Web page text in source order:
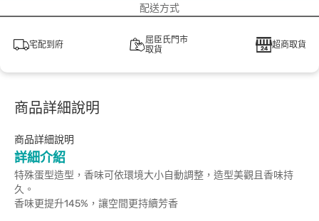
配送方式
宅配到府
屈臣氏門市
取貨
超商取貨
商品詳細說明
商品詳細說明
詳細介紹
特殊蛋型造型，香味可依環境大小自動調整，造型美觀且香味持
久。
香味更提升145%，讓空間更持續芳香